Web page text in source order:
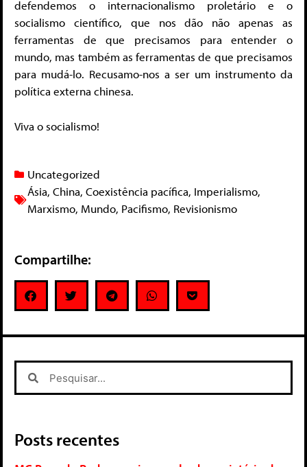
defendemos o internacionalismo proletário e o
socialismo científico, que nos dão não apenas as
ferramentas de que precisamos para entender o
mundo, mas também as ferramentas de que precisamos
para mudá-lo. Recusamo-nos a ser um instrumento da
política externa chinesa.
Viva o socialismo!
Uncategorized
Ásia, China, Coexistência pacífica, Imperialismo,
Marxismo, Mundo, Pacifismo, Revisionismo
Compartilhe:
Posts recentes